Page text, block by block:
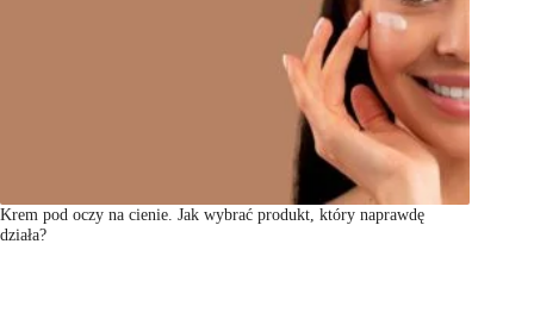
Krem pod oczy na cienie. Jak wybrać produkt, który naprawdę
działa?